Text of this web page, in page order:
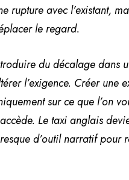
rupture avec l’existant,
le regard.
du décalage dans
l’exigence. Créer une
sur ce que l’on
Le taxi anglais
d’outil narratif